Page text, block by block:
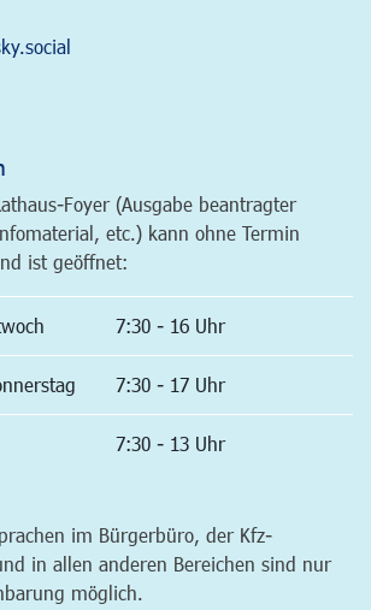
Foyer (Ausgabe beantragter
etc.) kann ohne Termin
ist geöffnet:
7:30 - 16 Uhr
7:30 - 17 Uhr
7:30 - 13 Uhr
im Bürgerbüro, der Kfz-
in allen anderen Bereichen sind nur
möglich.